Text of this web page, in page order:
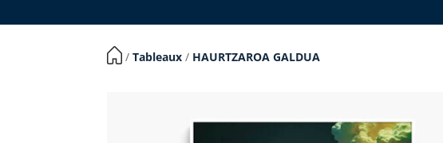
​ /Tableaux / HAURTZAROA GALDUA